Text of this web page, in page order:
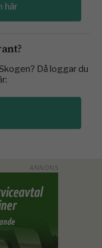
här
Då loggar du